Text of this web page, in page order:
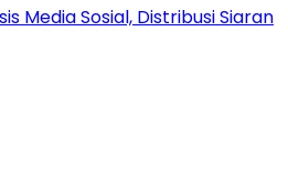
Media Sosial, Distribusi Siaran